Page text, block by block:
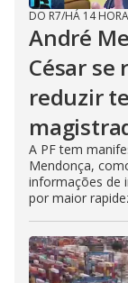
DO R7/HÁ 14
André
César
reduzir
A PF tem
Mendonça,
informações de
por maior